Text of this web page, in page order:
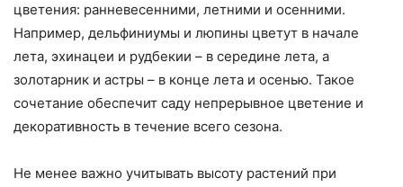
цветения: ранневесенними, летними и осенними.
Например, дельфиниумы и люпины цветут в начале
лета, эхинацеи и рудбекии – в середине лета, а
золотарник и астры – в конце лета и осенью. Такое
сочетание обеспечит саду непрерывное цветение и
декоративность в течение всего сезона.
Не менее важно учитывать высоту растений при